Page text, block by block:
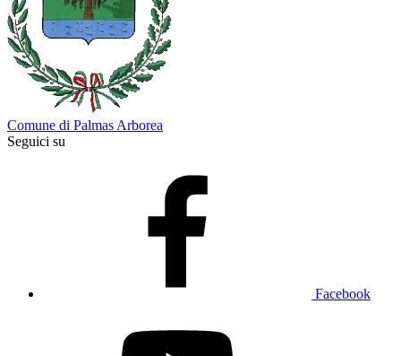
Comune di Palmas Arborea
Seguici su
Facebook